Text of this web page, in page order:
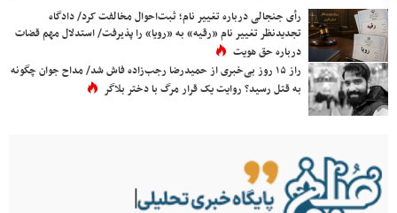
رأی جنجالی درباره تغییر نام؛ ثبت‌احوال مخالفت کرد/ دادگاه
تجدیدنظر تغییر نام «رقیه» به «رویا» را پذیرفت/ استدلال مهم قضات
درباره حق هویت
راز ۱۵ روز بی‌خبری از حمیدرضا رجب‌زاده فاش شد/ مداح جوان چگونه
به قتل رسید؟ روایت یک قرار مرگ با دختر بلاگر